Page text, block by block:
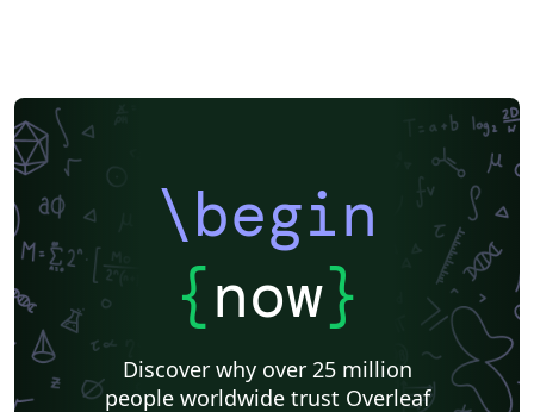
\begin
{now}
Discover why over 25 million
people worldwide trust Overleaf